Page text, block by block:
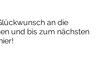
an die
und bis zum nächsten